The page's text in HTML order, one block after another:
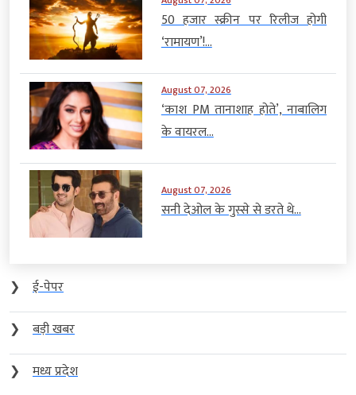
50 हजार स्क्रीन पर रिलीज होगी
‘रामायण’!...
August 07, 2026
‘काश PM तानाशाह होते’, नाबालिग
के वायरल...
August 07, 2026
सनी देओल के गुस्से से डरते थे...
❯
ई-पेपर
❯
बड़ी खबर
❯
मध्य प्रदेश